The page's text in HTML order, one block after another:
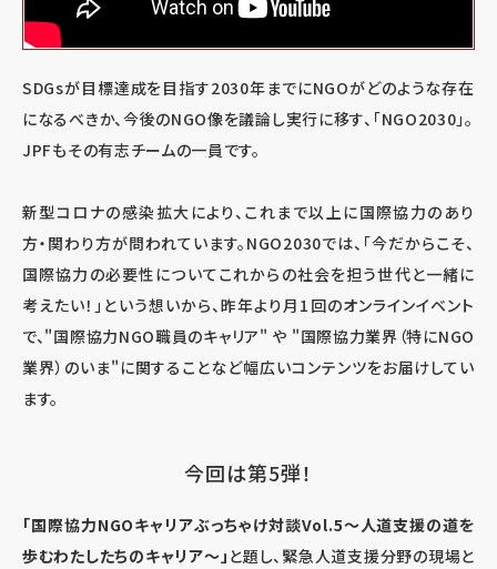
SDGsが目標達成を目指す2030年までにNGOがどのような存在
になるべきか、今後のNGO像を議論し実行に移す、「NGO2030」。
JPFもその有志チームの一員です。
新型コロナの感染拡大により、これまで以上に国際協力のあり
方・関わり方が問われています。NGO2030では、「今だからこそ、
国際協力の必要性についてこれからの社会を担う世代と一緒に
考えたい！」という想いから、昨年より月1回のオンラインイベント
で、"国際協力NGO職員のキャリア" や "国際協力業界（特にNGO
業界）のいま"に関することなど幅広いコンテンツをお届けしてい
ます。
今回は第5弾！
「国際協力NGOキャリアぶっちゃけ対談Vol.5～人道支援の道を
歩むわたしたちのキャリア～」 と題し、緊急人道支援分野の現場と